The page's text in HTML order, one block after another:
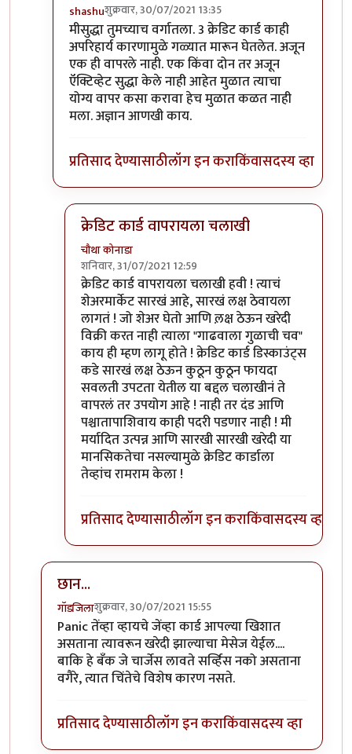
shashuशुक्रवार, 30/07/2021 13:35
In reply toग्रेट. आनंदाची गोष्ट !byचौथा कोनाडा
मीसुद्धा तुमच्याच वर्गातला. 3 क्रेडिट कार्ड काही
अपरिहार्य कारणामुळे गळ्यात मारून घेतलेत. अजून
एक ही वापरले नाही. एक किंवा दोन तर अजून
ऍक्टिव्हेट सुद्धा केले नाही आहेत मुळात त्याचा
योग्य वापर कसा करावा हेच मुळात कळत नाही
मला. अज्ञान आणखी काय.
प्रतिसाद देण्यासाठीलॉग इन कराकिंवासदस्य व्हा
क्रेडिट कार्ड वापरायला चलाखी
चौथा कोनाडा
शनिवार, 31/07/2021 12:59
In reply toमीसुद्धा तुमच्याच वर्गातलाby
क्रेडिट कार्ड वापरायला चलाखी हवी ! त्याचं
शेअरमार्केट सारखं आहे, सारखं लक्ष ठेवायला
लागतं ! जो शेअर घेतो आणि ल़क्ष ठेऊन खरेदी
विक्री करत नाही त्याला "गाढवाला गुळाची चव"
काय ही म्हण लागू होते ! क्रेडिट कार्ड डिस्काउंट्स
कडे सारखं लक्ष ठेऊन कुठून कुठून फायदा
सवलती उपटता येतील या बद्दल चलाखीनं ते
वापरलं तर उपयोग आहे ! नाही तर दंड आणि
पश्चातापाशिवाय काही पदरी पडणार नाही ! मी
मर्यादित उत्पन्न आणि सारखी सारखी खरेदी या
मानसिकतेचा नसल्यामुळे क्रेडिट कार्डाला
तेव्हांच रामराम केला !
प्रतिसाद देण्यासाठीलॉग इन कराकिंवासदस्य व्हा
छान...
गॉडजिलाशुक्रवार, 30/07/2021 15:55
In reply toत्याच्या कस्टमर सर्व्हिस शीbyविजुभाऊ
Panic तेंव्हा व्हायचे जेंव्हा कार्ड आपल्या खिशात
असताना त्यावरून खरेदी झाल्याचा मेसेज येईल....
बाकि हे बँक जे चार्जेस लावते सर्व्हिस नको असताना
वगैरे, त्यात चिंतेचे विशेष कारण नसते.
प्रतिसाद देण्यासाठीलॉग इन कराकिंवासदस्य व्हा